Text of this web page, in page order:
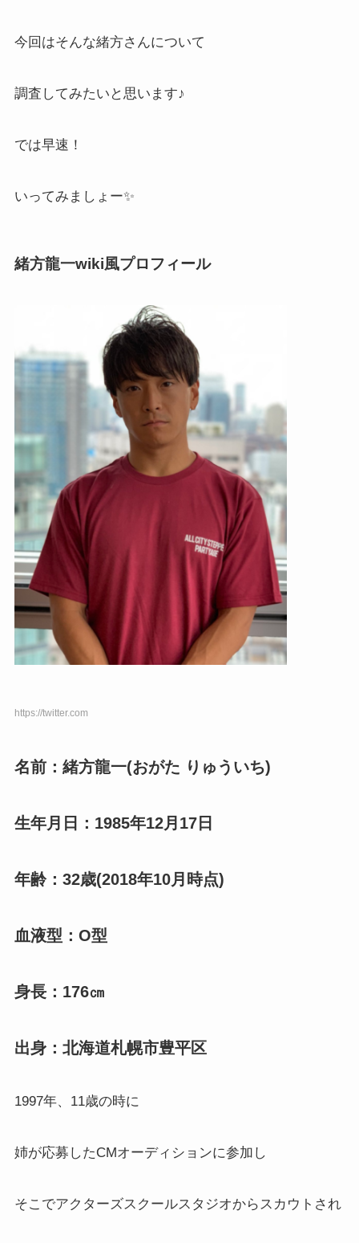
今回はそんな緒方さんについて
調査してみたいと思います♪
では早速！
いってみましょー✨
緒方龍一wiki風プロフィール
https://twitter.com
名前：緒方龍一(おがた りゅういち)
生年月日：1985年12月17日
年齢：32歳(2018年10月時点)
血液型：O型
身長：176㎝
出身：北海道札幌市豊平区
1997年、11歳の時に
姉が応募したCMオーディションに参加し
そこでアクターズスクールスタジオからスカウトされ